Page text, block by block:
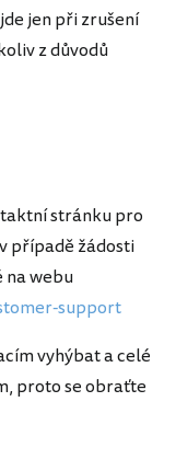
jen při zrušení
z důvodů
stránku pro
případě žádosti
na webu
support
vyhýbat a celé
proto se obraťte